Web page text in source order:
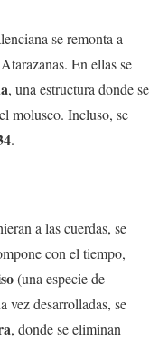
se remonta a
En ellas se
, una estructura donde se
molusco. Incluso, se
.
a las cuerdas, se
con el tiempo,
(una especie de
vez desarrolladas, se
, donde se eliminan